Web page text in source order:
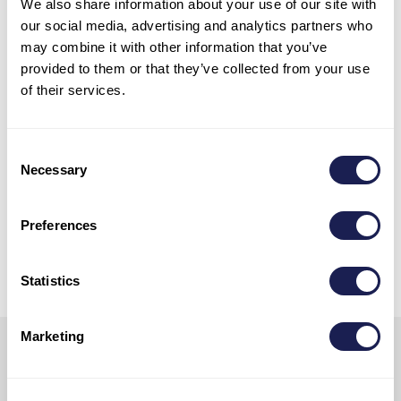
We also share information about your use of our site with
our social media, advertising and analytics partners who
may combine it with other information that you’ve
provided to them or that they’ve collected from your use
of their services.
Selection
Necessary
Preferences
Statistics
Marketing
1.2.2023. do 1.2.2025.
Kontakt osoba za više informacija:
Zlatko Vodanović, zlatko@adriatic-
planu oporavka i otpornosti